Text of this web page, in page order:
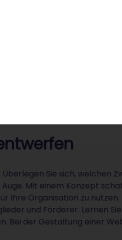
Sie sich, welchen
Mit einem Konzept
Ihre Organisation zu nutzen.
und Förderer. Lernen
Bei der Gestaltung einer